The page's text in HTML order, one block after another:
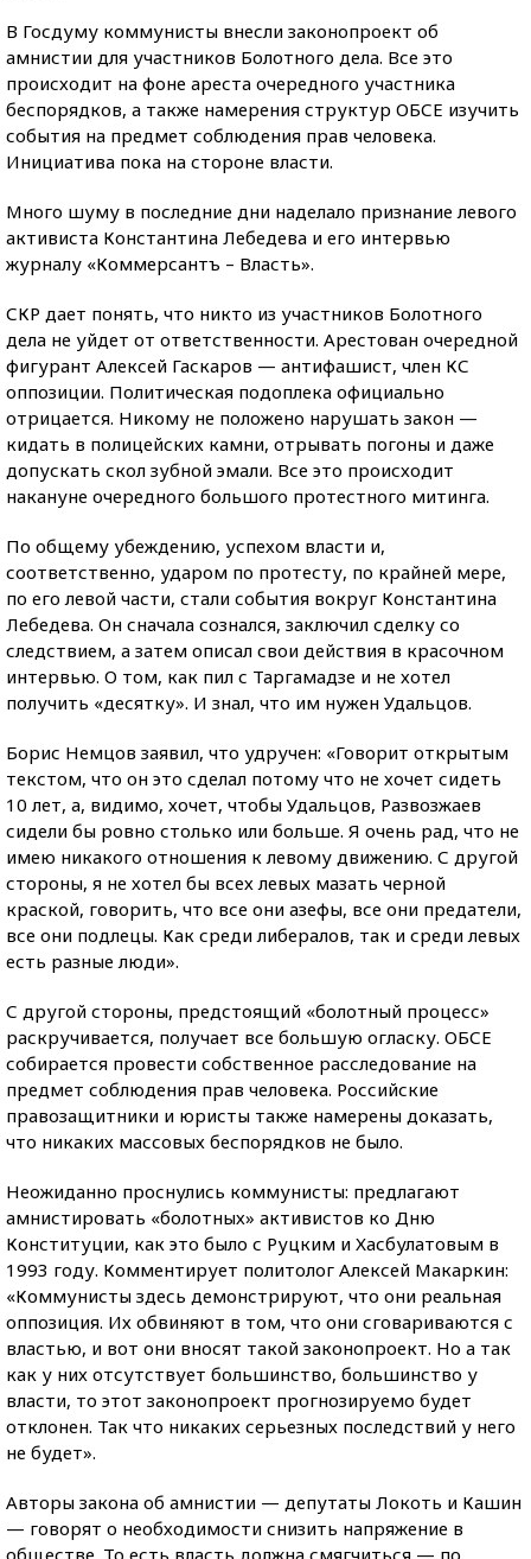
В Госдуму коммунисты внесли законопроект об
амнистии для участников Болотного дела. Все это
происходит на фоне ареста очередного участника
беспорядков, а также намерения структур ОБСЕ изучить
события на предмет соблюдения прав человека.
Инициатива пока на стороне власти.
Много шуму в последние дни наделало признание левого
активиста Константина Лебедева и его интервью
журналу «Коммерсантъ – Власть».
СКР дает понять, что никто из участников Болотного
дела не уйдет от ответственности. Арестован очередной
фигурант Алексей Гаскаров — антифашист, член КС
оппозиции. Политическая подоплека официально
отрицается. Никому не положено нарушать закон —
кидать в полицейских камни, отрывать погоны и даже
допускать скол зубной эмали. Все это происходит
накануне очередного большого протестного митинга.
По общему убеждению, успехом власти и,
соответственно, ударом по протесту, по крайней мере,
по его левой части, стали события вокруг Константина
Лебедева. Он сначала сознался, заключил сделку со
следствием, а затем описал свои действия в красочном
интервью. О том, как пил с Таргамадзе и не хотел
получить «десятку». И знал, что им нужен Удальцов.
Борис Немцов заявил, что удручен: «Говорит открытым
текстом, что он это сделал потому что не хочет сидеть
10 лет, а, видимо, хочет, чтобы Удальцов, Развозжаев
сидели бы ровно столько или больше. Я очень рад, что не
имею никакого отношения к левому движению. С другой
стороны, я не хотел бы всех левых мазать черной
краской, говорить, что все они азефы, все они предатели,
все они подлецы. Как среди либералов, так и среди левых
есть разные люди».
С другой стороны, предстоящий «болотный процесс»
раскручивается, получает все большую огласку. ОБСЕ
собирается провести собственное расследование на
предмет соблюдения прав человека. Российские
правозащитники и юристы также намерены доказать,
что никаких массовых беспорядков не было.
Неожиданно проснулись коммунисты: предлагают
амнистировать «болотных» активистов ко Дню
Конституции, как это было с Руцким и Хасбулатовым в
1993 году. Комментирует политолог Алексей Макаркин:
«Коммунисты здесь демонстрируют, что они реальная
оппозиция. Их обвиняют в том, что они сговариваются с
властью, и вот они вносят такой законопроект. Но а так
как у них отсутствует большинство, большинство у
власти, то этот законопроект прогнозируемо будет
отклонен. Так что никаких серьезных последствий у него
не будет».
Авторы закона об амнистии — депутаты Локоть и Кашин
— говорят о необходимости снизить напряжение в